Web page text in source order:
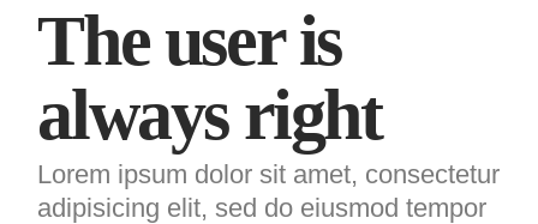
The user is
always right
Lorem ipsum dolor sit amet, consectetur
adipisicing elit, sed do eiusmod tempor